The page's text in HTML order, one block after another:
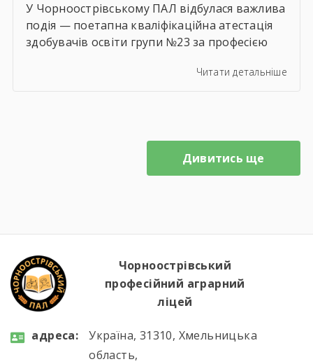
У Чорноострівському ПАЛ відбулася важлива
подія — поетапна кваліфікаційна атестація
здобувачів освіти групи №23 за професією
лише теоретичні знання, а й свою
щиро вітаємо кожного випускника та
випускницю етапу! Адже за рішенням […]
Читати детальніше
Дивитись ще
Чорноострівський
професійний аграрний
ліцей
aдресa:
Україна, 31310, Хмельницька
область,